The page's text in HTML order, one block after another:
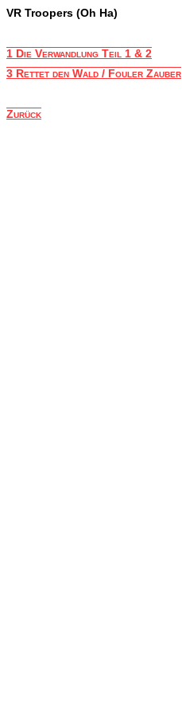
VR Troopers (Oh Ha)
1 Die Verwandlung Teil 1 & 2
3 Rettet den Wald / Fouler Zauber
Zurück